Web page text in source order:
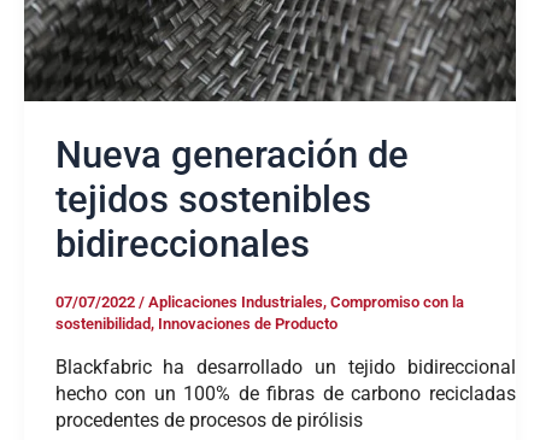
Nueva generación de
tejidos sostenibles
bidireccionales
07/07/2022 / Aplicaciones Industriales, Compromiso con la
sostenibilidad, Innovaciones de Producto
Blackfabric ha desarrollado un tejido bidireccional
hecho con un 100% de fibras de carbono recicladas
procedentes de procesos de pirólisis